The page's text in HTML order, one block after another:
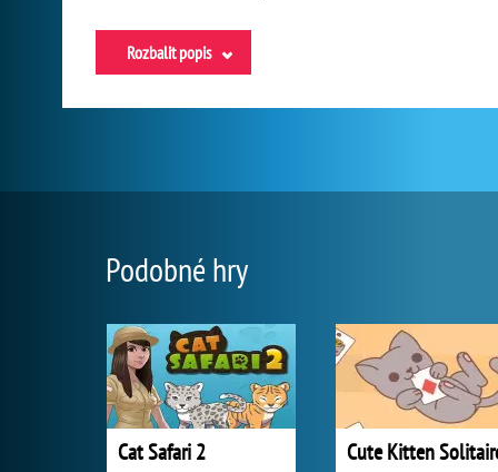
Rozbalit popis
Podobné hry
Cat Safari 2 Cute Kitten